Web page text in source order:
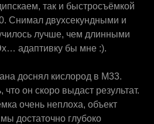
так и быстросъёмкой
Снимал двухсекундными и
лучше, чем длинными
адаптивку бы мне :).
доснял кислород в М33.
он скоро выдаст результат.
очень неплоха, объект
достаточно глубоко